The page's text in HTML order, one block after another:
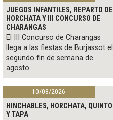
JUEGOS INFANTILES, REPARTO DE
HORCHATA Y III CONCURSO DE
CHARANGAS
El III Concurso de Charangas
llega a las fiestas de Burjassot el
segundo fin de semana de
agosto
10/08/2026
HINCHABLES, HORCHATA, QUINTO
Y TAPA